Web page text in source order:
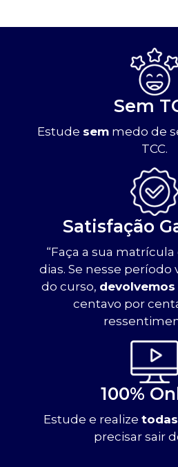
Sem
Estude sem medo de
TCC.
Satisfação
“Faça a sua
dias. Se nesse período
do curso,
centavo por
100%
Estude e realize todas
precisar sair